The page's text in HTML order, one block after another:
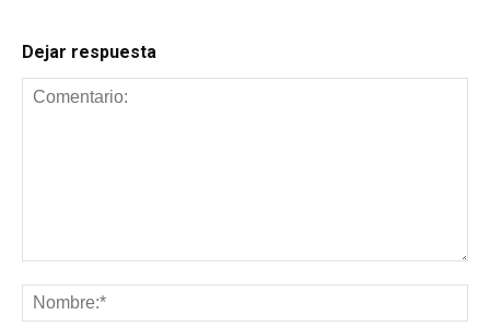
Dejar respuesta